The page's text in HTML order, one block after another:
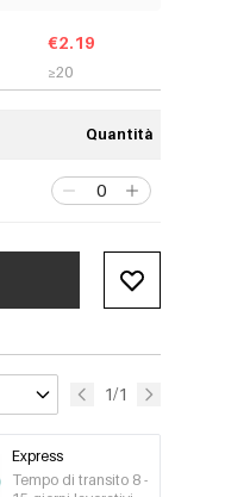
€2.19
≥20
Quantità
1/1
Express
Tempo di transito 8 -